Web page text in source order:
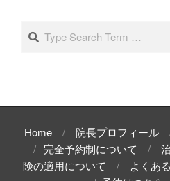
ブ
Home 院長プロフィール
完全予約制について
険の適用について
よくあ